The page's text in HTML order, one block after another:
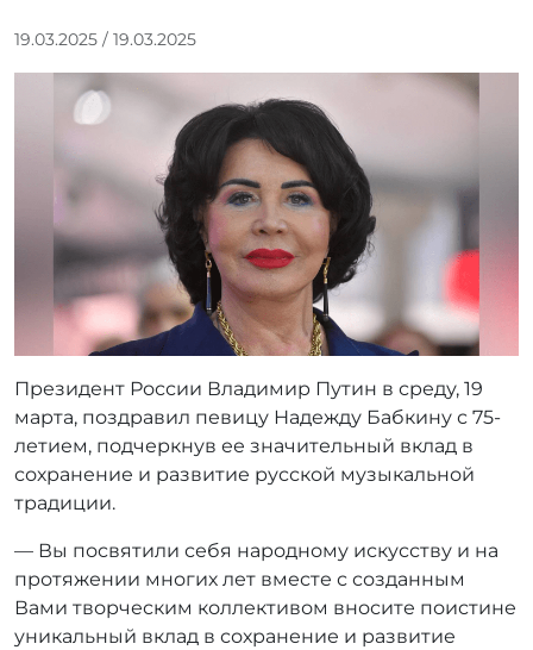
19.03.2025 / 19.03.2025
о
r
_
a
m
n
Президент России Владимир Путин в среду, 19
марта, поздравил певицу Надежду Бабкину с 75-
летием, подчеркнув ее значительный вклад в
сохранение и развитие русской музыкальной
традиции.
— Вы посвятили себя народному искусству и на
протяжении многих лет вместе с созданным
Вами творческим коллективом вносите поистине
уникальный вклад в сохранение и развитие